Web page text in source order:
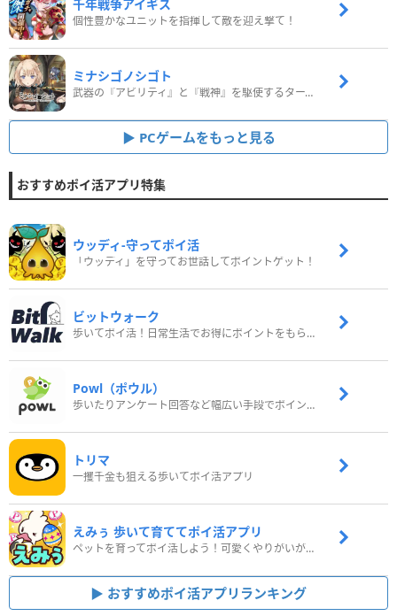
千年戦争アイギス
個性豊かなユニットを指揮して敵を迎え撃て！
ミナシゴノシゴト
武器の『アビリティ』と『戦神』を駆使するターン制コマンドバトルRPG！
PCゲームをもっと見る
おすすめポイ活アプリ特集
ウッディ‐守ってポイ活
「ウッディ」を守ってお世話してポイントゲット！
ビットウォーク
歩いてポイ活！日常生活でお得にポイントをもらおう
Powl（ポウル）
歩いたりアンケート回答など幅広い手段でポイントをゲット
トリマ
一攫千金も狙える歩いてポイ活アプリ
えみぅ 歩いて育ててポイ活アプリ
ペットを育ってポイ活しよう！可愛くやりがいがある新感覚アプリ
おすすめポイ活アプリランキング